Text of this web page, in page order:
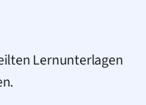
Lernunterlagen